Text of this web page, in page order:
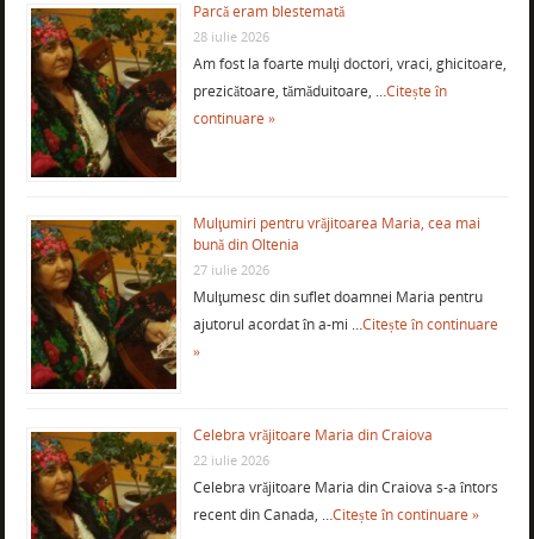
Parcă eram blestemată
28 iulie 2026
Am fost la foarte mulţi doctori, vraci, ghicitoare,
prezicătoare, tămăduitoare, …Citește în
continuare »
Mulţumiri pentru vrăjitoarea Maria, cea mai
bună din Oltenia
27 iulie 2026
Mulţumesc din suflet doamnei Maria pentru
ajutorul acordat în a-mi …Citește în continuare
»
Celebra vrăjitoare Maria din Craiova
22 iulie 2026
Celebra vrăjitoare Maria din Craiova s-a întors
recent din Canada, …Citește în continuare »